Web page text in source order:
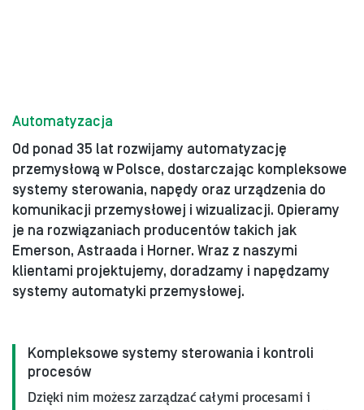
Automatyzacja
Od ponad 35 lat rozwijamy automatyzację
przemysłową w Polsce, dostarczając kompleksowe
systemy sterowania, napędy oraz urządzenia do
komunikacji przemysłowej i wizualizacji. Opieramy
je na rozwiązaniach producentów takich jak
Emerson, Astraada i Horner. Wraz z naszymi
klientami projektujemy, doradzamy i napędzamy
systemy automatyki przemysłowej.
Kompleksowe systemy sterowania i kontroli
procesów
Dzięki nim możesz zarządzać całymi procesami i